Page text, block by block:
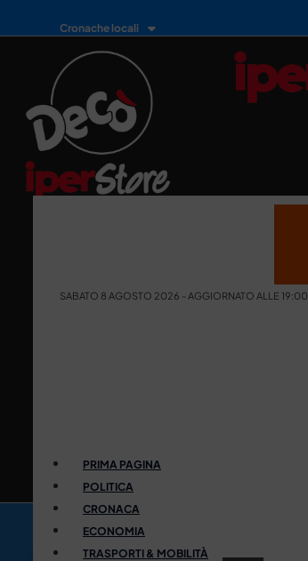
Cronache locali
SABATO 8 AGOSTO 2026 - AGGIORNATO ALLE 19:00
PRIMA PAGINA
POLITICA
CRONACA
ECONOMIA
TRASPORTI & MOBILITÀ